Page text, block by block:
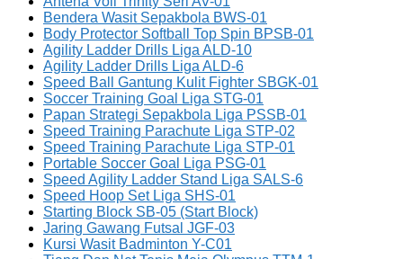
Bendera Wasit Sepakbola BWS-01
Body Protector Softball Top Spin BPSB-01
Agility Ladder Drills Liga ALD-10
Agility Ladder Drills Liga ALD-6
Speed Ball Gantung Kulit Fighter SBGK-01
Soccer Training Goal Liga STG-01
Papan Strategi Sepakbola Liga PSSB-01
Speed Training Parachute Liga STP-02
Speed Training Parachute Liga STP-01
Portable Soccer Goal Liga PSG-01
Speed Agility Ladder Stand Liga SALS-6
Speed Hoop Set Liga SHS-01
Starting Block SB-05 (Start Block)
Jaring Gawang Futsal JGF-03
Kursi Wasit Badminton Y-C01